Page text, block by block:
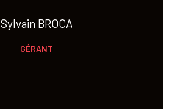
Sylvain BROCA
GÉRANT